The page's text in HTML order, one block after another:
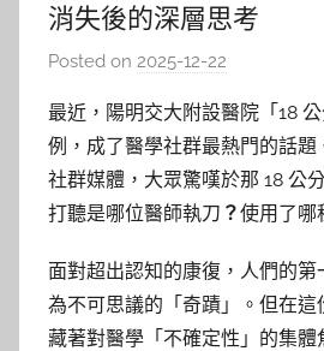
消失後的深層思考
Posted on 2025-12-22
c
h
h
e
最近，陽明交大附設醫院「18
例，成了醫學社群最熱門的話題
社群媒體，大眾驚嘆於那 18 公
打聽是哪位醫師執刀 ？使用了哪
面對超出認知的康復，人們的
為不可思議的「奇蹟」。但在
藏著對醫學「不確定性」的集體